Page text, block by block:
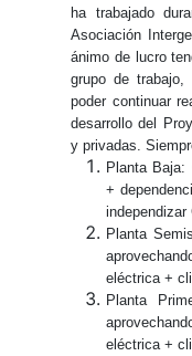
ha trabajado
Asociación
ánimo de lucro
grupo de trabajo,
poder continuar
desarrollo del
y privadas.
Planta Baja:
+
independizar
Planta
eléctrica +
Planta
eléctrica +